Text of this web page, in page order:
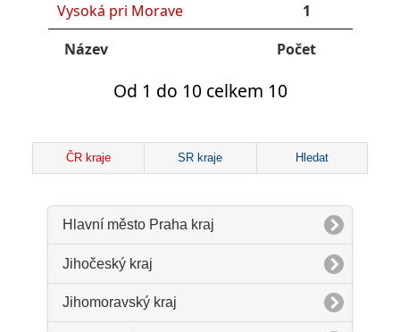
Vysoká pri Morave
1
Název
Počet
Od 1 do 10 celkem 10
ČR kraje SR kraje Hledat
Hlavní město Praha kraj
Jihočeský kraj
Jihomoravský kraj